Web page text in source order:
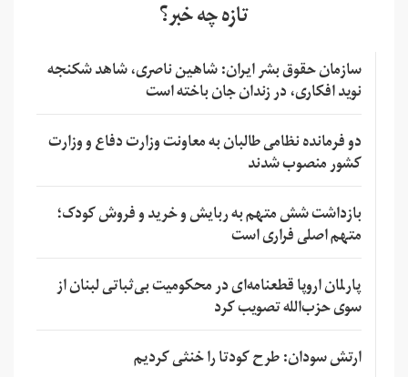
تازه چه خبر؟
سازمان حقوق بشر ایران: شاهین ناصری، شاهد شکنجه
نوید افکاری، در زندان جان باخته است
دو فرمانده نظامی طالبان به معاونت وزارت دفاع و وزارت
کشور منصوب شدند
بازداشت شش متهم به ربایش و خرید و فروش کودک؛
متهم اصلی فراری است
پارلمان اروپا قطعنامه‌ای در محکومیت بی‌ثباتی لبنان از
سوی حزب‌الله تصویب کرد
ارتش سودان: طرح کودتا را خنثی کردیم